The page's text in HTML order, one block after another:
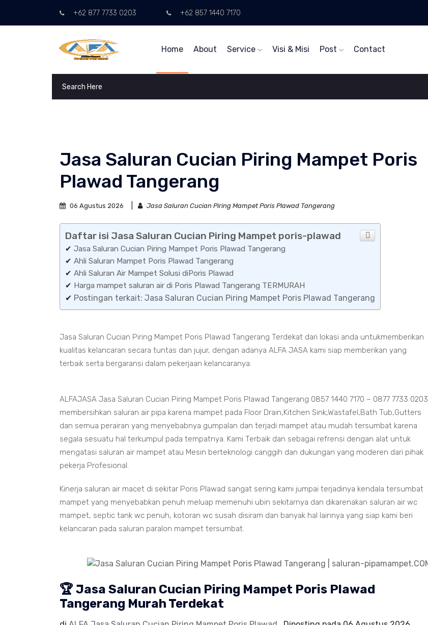
+62 877 7733 0203 +62 857 1440 7170
Home About Service Visi & Misi Post Contact
Jasa Saluran Cucian Piring Mampet Poris
Plawad Tangerang
06 Agustus 2026 Jasa Saluran Cucian Piring Mampet Poris Plawad Tangerang
Daftar isi Jasa Saluran Cucian Piring Mampet poris-plawad
✔ Jasa Saluran Cucian Piring Mampet Poris Plawad Tangerang
✔ Ahli Saluran Mampet Poris Plawad Tangerang
✔ Ahli Saluran Air Mampet Solusi diPoris Plawad
✔ Harga mampet saluran air di Poris Plawad Tangerang TERMURAH
✔ Postingan terkait: Jasa Saluran Cucian Piring Mampet Poris Plawad Tangerang
Jasa Saluran Cucian Piring Mampet Poris Plawad Tangerang Terdekat dari lokasi anda untukmemberikan
kualitas kelancaran secara tuntas dan jujur, dengan adanya ALFA JASA kami siap memberikan yang
terbaik serta bergaransi dalam pekerjaan kelancaranya.
ALFAJASA Jasa Saluran Cucian Piring Mampet Poris Plawad Tangerang 0857 1440 7170 – 0877 7733 0203
membersihkan saluran air pipa karena mampet pada Floor Drain,Kitchen Sink,Wastafel,Bath Tub,Gutters
dan semua perairan yang menyebabnya gumpalan dan terjadi mampet atau mudah tersumbat karena
segala sesuatu hal terkumpul pada tempatnya. Kami Terbaik dan sebagai refrensi dengan alat untuk
mengatasi saluran air mampet atau Mesin berteknologi canggih dan dukungan yang moderen dari pihak
pekerja Profesional.
Kinerja saluran air macet di sekitar Poris Plawad sangat sering kami jumpai terjadinya kendala tersumbat
mampet yang menyebabkan penuh meluap memenuhi ubin sekitarnya dan dikarenakan saluran air wc
mampet, septic tank wc penuh, kotoran wc susah disiram dan banyak hal lainnya yang siap kami beri
kelancaran pada saluran paralon mampet tersumbat.
🏆 Jasa Saluran Cucian Piring Mampet Poris Plawad
Tangerang Murah Terdekat